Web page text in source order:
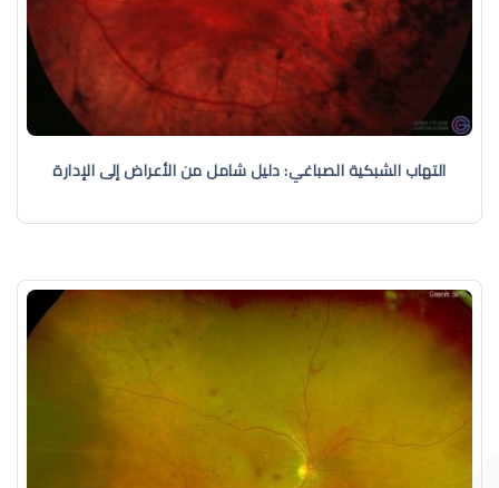
التهاب الشبكية الصباغي: دليل شامل من الأعراض إلى الإدارة